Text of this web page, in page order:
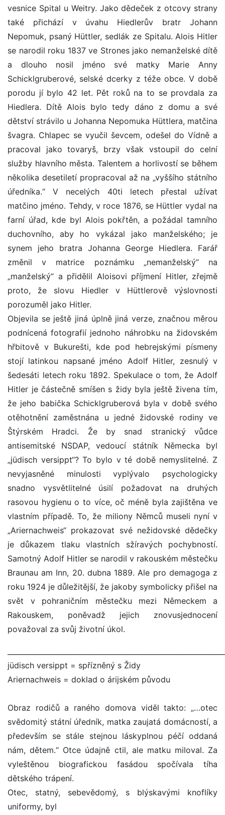
vesnice Spital u Weitry. Jako dědeček z otcovy strany
také přichází v úvahu Hiedlerův bratr Johann
Nepomuk, psaný Hüttler, sedlák ze Spitalu. Alois Hitler
se narodil roku 1837 ve Strones jako nemanželské dítě
a dlouho nosil jméno své matky Marie Anny
Schicklgruberové, selské dcerky z téže obce. V době
porodu jí bylo 42 let. Pět roků na to se provdala za
Hiedlera. Dítě Alois bylo tedy dáno z domu a své
dětství strávilo u Johanna Nepomuka Hüttlera, matčina
švagra. Chlapec se vyučil ševcem, odešel do Vídně a
pracoval jako tovaryš, brzy však vstoupil do celní
služby hlavního města. Talentem a horlivostí se během
několika desetiletí propracoval až na „vyššího státního
úředníka.“ V necelých 40ti letech přestal užívat
matčino jméno. Tehdy, v roce 1876, se Hüttler vydal na
farní úřad, kde byl Alois pokřtěn, a požádal tamního
duchovního, aby ho vykázal jako manželského; je
synem jeho bratra Johanna George Hiedlera. Farář
změnil v matrice poznámku „nemanželský“ na
„manželský“ a přidělil Aloisovi příjmení Hitler, zřejmě
proto, že slovu Hiedler v Hüttlerově výslovnosti
porozuměl jako Hitler.
Objevila se ještě jiná úplně jiná verze, značnou měrou
podnícená fotografií jednoho náhrobku na židovském
hřbitově v Bukurešti, kde pod hebrejskými písmeny
stojí latinkou napsané jméno Adolf Hitler, zesnulý v
šedesáti letech roku 1892. Spekulace o tom, že Adolf
Hitler je částečně smíšen s židy byla ještě živena tím,
že jeho babička Schicklgruberová byla v době svého
otěhotnění zaměstnána u jedné židovské rodiny ve
Štýrském Hradci. Že by snad stranický vůdce
antisemitské NSDAP, vedoucí státník Německa byl
„jüdisch versippt“? To bylo v té době nemyslitelné. Z
nevyjasněné minulosti vyplývalo psychologicky
snadno vysvětlitelné úsilí požadovat na druhých
rasovou hygienu o to více, oč méně byla zajištěna ve
vlastním případě. To, že miliony Němců museli nyní v
„Ariernachweis“ prokazovat své nežidovské dědečky
je důkazem tlaku vlastních sžíravých pochybností.
Samotný Adolf Hitler se narodil v rakouském městečku
Braunau am Inn, 20. dubna 1889. Ale pro demagoga z
roku 1924 je důležitější, že jakoby symbolicky přišel na
svět v pohraničním městečku mezi Německem a
Rakouskem, poněvadž jejich znovusjednocení
považoval za svůj životní úkol.
jüdisch versippt = spřízněný s Židy
Ariernachweis = doklad o árijském původu
Obraz rodičů a raného domova viděl takto: „…otec
svědomitý státní úředník, matka zaujatá domácností, a
především se stále stejnou láskyplnou péčí oddaná
nám, dětem.“ Otce údajně ctil, ale matku miloval. Za
vyleštěnou biografickou fasádou spočívala tíha
dětského trápení.
Otec, statný, sebevědomý, s blýskavými knoflíky
uniformy, byl